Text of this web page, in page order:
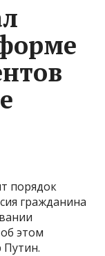
порядок
гражданина
этом